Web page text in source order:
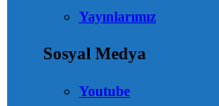
Yayınlarımız
Sosyal Medya
Youtube